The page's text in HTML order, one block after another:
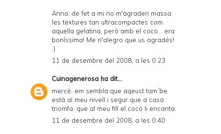
Anna, de fet a mi no m'agraden massa
les textures tan ultracompactes com
aquella gelatina, però amb el coco... era
boníssima! Me n'alegro que us agradés!
:)
11 de desembre del 2008, a les 0:23
Cuinagenerosa ha dit...
mercè, em sembla que aqeust tam´be
està al meu nivell i segur que a casa
triomfa, que al meu fill el coco li encanta.
11 de desembre del 2008, a les 0:40